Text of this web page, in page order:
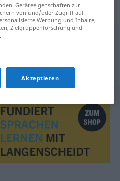
"wahlweise"
Geräteeigenschaften zur
von und/oder Zugriff auf
Werbung und Inhalte,
Zielgruppenforschung und
Akzeptieren